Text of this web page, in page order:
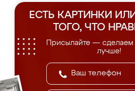
ЕСТЬ КАРТИНКИ
ТОГО, ЧТО
Присылайте — сделаем
лучше!